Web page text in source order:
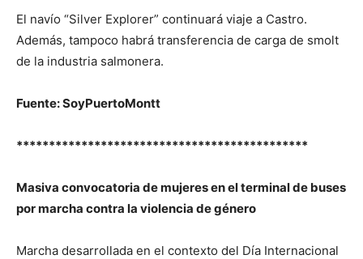
El navío “Silver Explorer” continuará viaje a Castro.
Además, tampoco habrá transferencia de carga de smolt
de la industria salmonera.
Fuente: SoyPuertoMontt
*********************************************
Masiva convocatoria de mujeres en el terminal de buses
por marcha contra la violencia de género
Marcha desarrollada en el contexto del Día Internacional